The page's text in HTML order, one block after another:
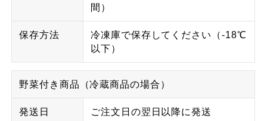
間）
保存方法
冷凍庫で保存してください（-18℃
以下）
野菜付き商品（冷蔵商品の場合）
発送日 ご注文日の翌日以降に発送